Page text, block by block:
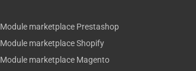
Module marketplace Prestashop
Module marketplace Shopify
Module marketplace Magento